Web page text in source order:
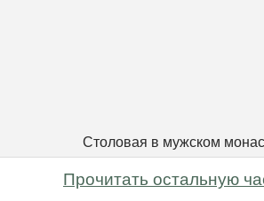
Столовая в мужском
Прочитать остальную